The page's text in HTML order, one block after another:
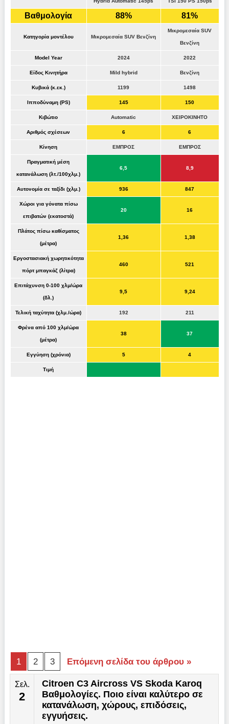
Βαθμολογία 88% 81%
Κατηγορία μοντέλου Μικρομεσαία SUV Βενζίνη
Μικρομεσαία SUV
Βενζίνη
Model Year 2024 2022
Είδος Κινητήρα Mild hybrid Βενζίνη
Κυβικά (κ.εκ.) 1199 1498
Ιπποδύναμη (PS) 145 150
Κιβώτιο Automatic ΧΕΙΡΟΚΙΝΗΤΟ
Αριθμός σχέσεων 6 6
Κίνηση ΕΜΠΡΟΣ ΕΜΠΡΟΣ
Πραγματική μέση
κατανάλωση (λτ./100χλμ.)
6,5 8,9
Αυτονομία σε ταξίδι (χλμ.) 936 847
Χώροι για γόνατα πίσω
επιβατών (εκατοστά)
20 16
Πλάτος πίσω καθίσματος
(μέτρα)
1,36 1,38
Εργοστασιακή χωρητικότητα
πόρτ μπαγκάζ (λίτρα)
460 521
Επιτάχυνση 0-100 χλμ/ώρα
(δλ.)
9,5 9,24
Τελική ταχύτητα (χλμ./ώρα) 192 211
Φρένα από 100 χλμ/ώρα
(μέτρα)
38 37
Εγγύηση (χρόνια) 5 4
Τιμή
1 2 3 Επόμενη σελίδα του άρθρου »
Σελ.
2
Citroen C3 Aircross VS Skoda Karoq
Βαθμολογίες. Ποιο είναι καλύτερο σε
κατανάλωση, χώρους, επιδόσεις,
εγγυήσεις.